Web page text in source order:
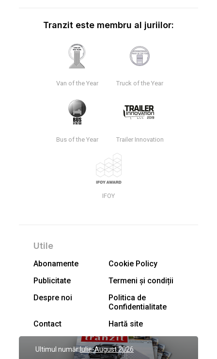
Tranzit este membru al juriilor:
Van of the Year Truck of the Year
Bus of the Year Trailer Innovation
IFOY
Utile
Abonamente
Cookie Policy
Publicitate
Termeni și condiții
Despre noi
Politica de
Confidentialitate
Contact
Hartă site
Ultimul număr:Iulie-August 2026